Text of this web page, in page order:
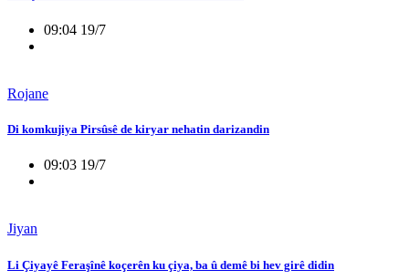
09:04 19/7
Rojane
Di komkujiya Pirsûsê de kiryar nehatin darizandin
09:03 19/7
Jiyan
Li Çiyayê Feraşînê koçerên ku çiya, ba û demê bi hev girê didin